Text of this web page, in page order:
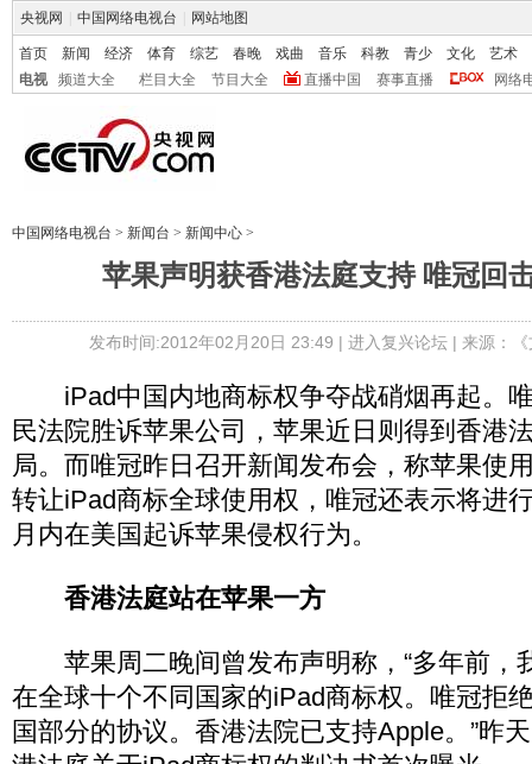
央视网 中国网络电视台 网站地图
首页 新闻 经济 体育 综艺 春晚 戏曲 音乐 科教 青少 文化
艺术
电视
频道大全 栏目大全 节目大全 直播中国 赛事直播 网络
中国网络电视台 > 新闻台 > 新闻中心 >
苹果声明获香港法庭支持 唯冠回
发布时间:2012年02月20日 23:49 | 进入复兴论坛| 来源：
iPad中国内地商标权争夺战硝烟再起。
民法院胜诉苹果公司，苹果近日则得到香港
局。而唯冠昨日召开新闻发布会，称苹果使
转让iPad商标全球使用权，唯冠还表示将进
月内在美国起诉苹果侵权行为。
香港法庭站在苹果一方
苹果周二晚间曾发布声明称，“多年前，
在全球十个不同国家的iPad商标权。唯冠拒
国部分的协议。香港法院已支持Apple。”昨